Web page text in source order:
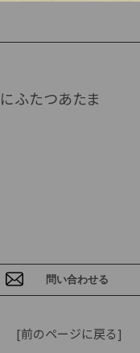
ふたつあたま
[前のページに戻る]